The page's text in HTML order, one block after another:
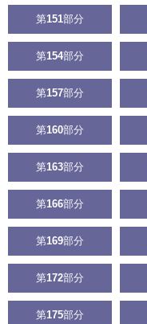
第151部分
第154部分
第157部分
第160部分
第163部分
第166部分
第169部分
第172部分
第175部分